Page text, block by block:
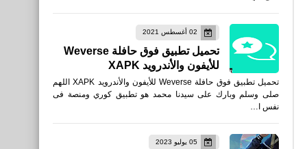
02 أغسطس 2021
تحميل تطبيق فوق حافلة Weverse
للأيفون والأندرويد XAPK
تحميل تطبيق فوق حافلة Weverse للأيفون والأندرويد XAPK اللهم
صلى وسلم وبارك على سيدنا محمد هو تطبيق كوري ومنصة فى
نفس ا…
05 يوليو 2023